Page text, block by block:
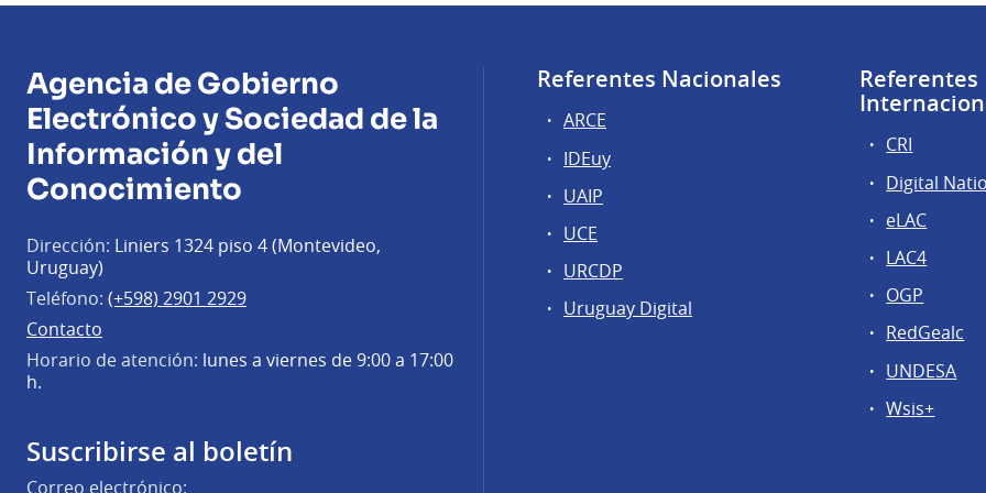
Agencia de Gobierno
Electrónico y Sociedad de la
Información y del
Conocimiento
Dirección: Liniers 1324 piso 4 (Montevideo,
Uruguay)
Teléfono: (+598) 2901 2929
Contacto
Horario de atención: lunes a viernes de 9:00 a 17:00
h.
Suscribirse al boletín
Correo electrónico:
Referentes Nacionales
ARCE
IDEuy
UAIP
UCE
URCDP
Uruguay Digital
Referentes
CRI
Digital
eLAC
LAC4
OGP
RedGealc
UNDESA
Wsis+